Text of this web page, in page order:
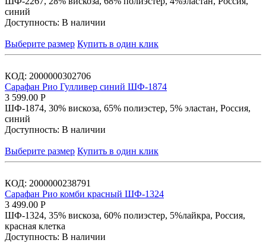
синий
Доступность: В наличии
Выберите размер Купить в один клик
КОД: 2000000302706
Сарафан Рио Гулливер синий ШФ-1874
3 599.00 Р
ШФ-1874, 30% вискоза, 65% полиэстер, 5% эластан, Россия,
синий
Доступность: В наличии
Выберите размер Купить в один клик
КОД: 2000000238791
Сарафан Рио комби красный ШФ-1324
3 499.00 Р
ШФ-1324, 35% вискоза, 60% полиэстер, 5%лайкра, Россия,
красная клетка
Доступность: В наличии